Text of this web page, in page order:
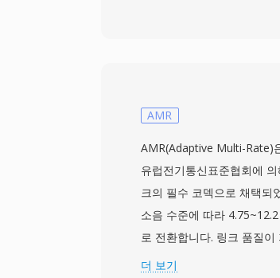
UDF 파일 시스템 요구사항
NTSC(720x480) 및
와 비디오를 합친 최대 비
랙 오디오, 자막, 내비게이
VOB는 소비자 영화 전달을
밍과 최신 디스크 형식이
VOB는 방대한 기존 DVD
AMR
AMR(Adaptive Multi-Rate)
유럽전기통신표준협회에
크의 필수 코덱으로 채택되
소음 수준에 따라
로 전환합니다. 링크 품질
여 약간의 선명도를 희생하
더 보기